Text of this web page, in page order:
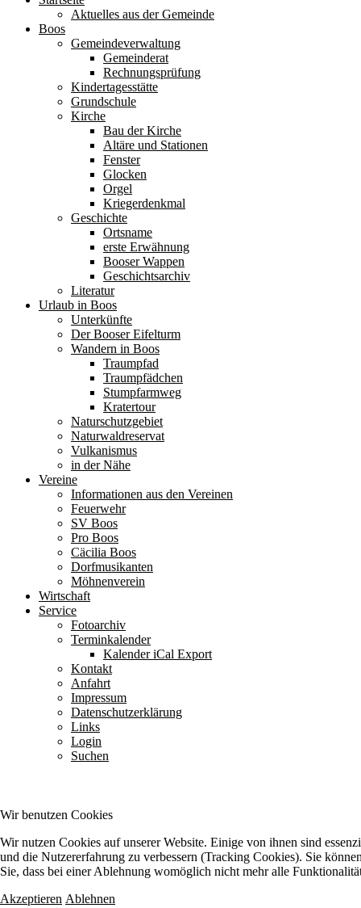
Aktuelles aus der Gemeinde
Boos
Gemeindeverwaltung
Gemeinderat
Rechnungsprüfung
Kindertagesstätte
Grundschule
Kirche
Bau der Kirche
Altäre und Stationen
Fenster
Glocken
Orgel
Kriegerdenkmal
Geschichte
Ortsname
erste Erwähnung
Booser Wappen
Geschichtsarchiv
Literatur
Urlaub in Boos
Unterkünfte
Der Booser Eifelturm
Wandern in Boos
Traumpfad
Traumpfädchen
Stumpfarmweg
Kratertour
Naturschutzgebiet
Naturwaldreservat
Vulkanismus
in der Nähe
Vereine
Informationen aus den Vereinen
Feuerwehr
SV Boos
Pro Boos
Cäcilia Boos
Dorfmusikanten
Möhnenverein
Wirtschaft
Service
Fotoarchiv
Terminkalender
Kalender iCal Export
Kontakt
Anfahrt
Impressum
Datenschutzerklärung
Links
Login
Suchen
Wir benutzen Cookies
Wir nutzen Cookies auf unserer Website. Einige von ihnen sind
und die Nutzererfahrung zu verbessern (Tracking Cookies). Sie
Sie, dass bei einer Ablehnung womöglich nicht mehr alle
Akzeptieren Ablehnen